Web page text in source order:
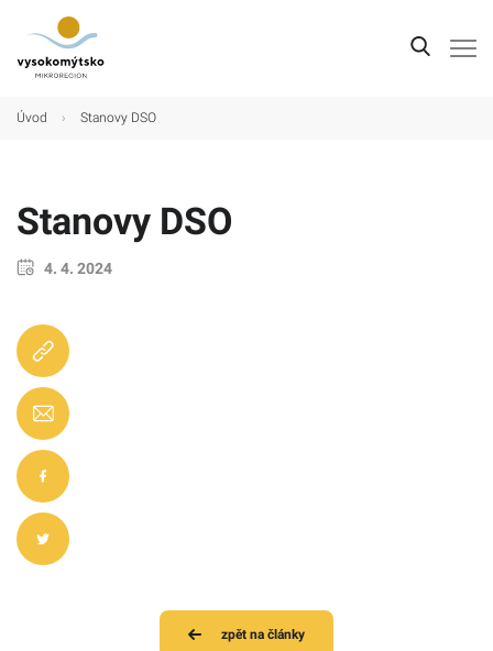
Úvod › Stanovy DSO
Stanovy DSO
4. 4. 2024
zpět na články
Úvod
Turistické cíle
Kontakt